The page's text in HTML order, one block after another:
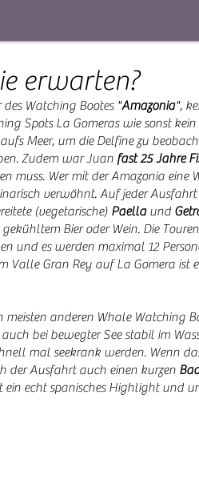
erwarten?
Watching Bootes "Amazonia",
Spots La Gomeras wie sonst
Meer, um die Delfine zu
Zudem war Juan fast 25 Jahre
muss. Wer mit der Amazonia eine
verwöhnt. Auf jeder Ausfahrt
(vegetarische) Paellaund
Bier oder Wein. Die
und es werden maximal 12
Valle Gran Rey auf La Gomera ist
meisten anderen Whale Watching
bei bewegter See stabil im
mal seekrank werden. Wenn
der Ausfahrt auch einen kurzen
ein echt spanisches Highlight und